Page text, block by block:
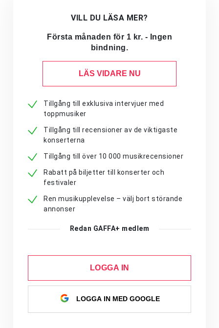
VILL DU LÄSA MER?
Första månaden för 1 kr. - Ingen
bindning.
LÄS VIDARE NU
Tillgång till exklusiva intervjuer med
toppmusiker
Tillgång till recensioner av de viktigaste
konserterna
Tillgång till över 10 000 musikrecensioner
Rabatt på biljetter till konserter och
festivaler
Ren musikupplevelse – välj bort störande
annonser
Redan GAFFA+ medlem
LOGGA IN
LOGGA IN MED GOOGLE